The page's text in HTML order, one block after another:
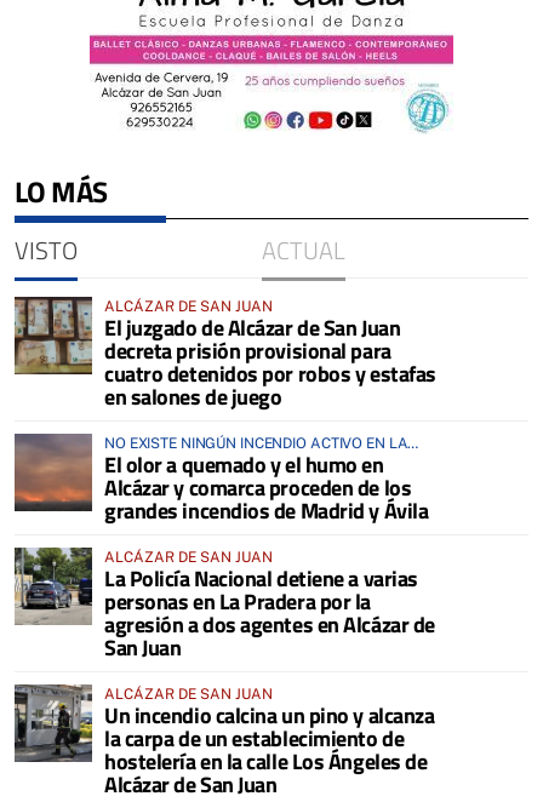
LO MÁS
VISTO ACTUAL
ALCÁZAR DE SAN JUAN
El juzgado de Alcázar de San Juan
decreta prisión provisional para
cuatro detenidos por robos y estafas
en salones de juego
NO EXISTE NINGÚN INCENDIO ACTIVO EN LA
COMARCA
El olor a quemado y el humo en
Alcázar y comarca proceden de los
grandes incendios de Madrid y Ávila
ALCÁZAR DE SAN JUAN
La Policía Nacional detiene a varias
personas en La Pradera por la
agresión a dos agentes en Alcázar de
San Juan
ALCÁZAR DE SAN JUAN
Un incendio calcina un pino y alcanza
la carpa de un establecimiento de
hostelería en la calle Los Ángeles de
Alcázar de San Juan